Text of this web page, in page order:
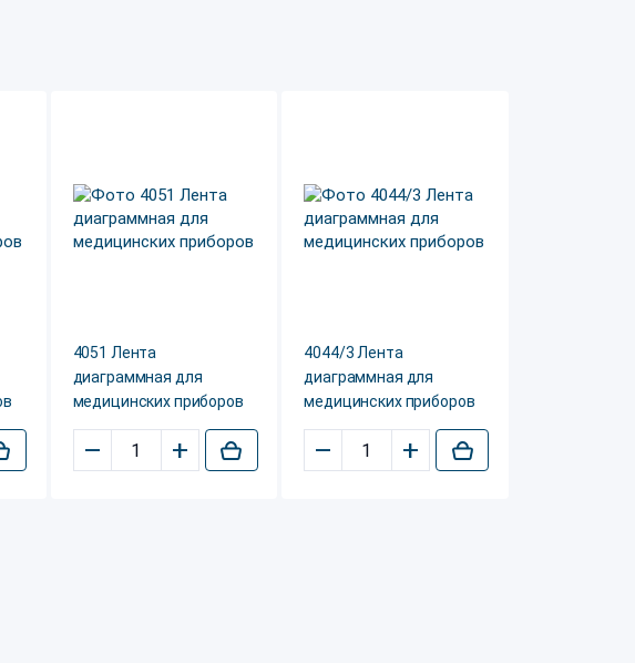
4051 Лента
диаграммная для
медицинских приборов
– +
4044/3 Лента
диаграммная для
медицинских приборов
– +